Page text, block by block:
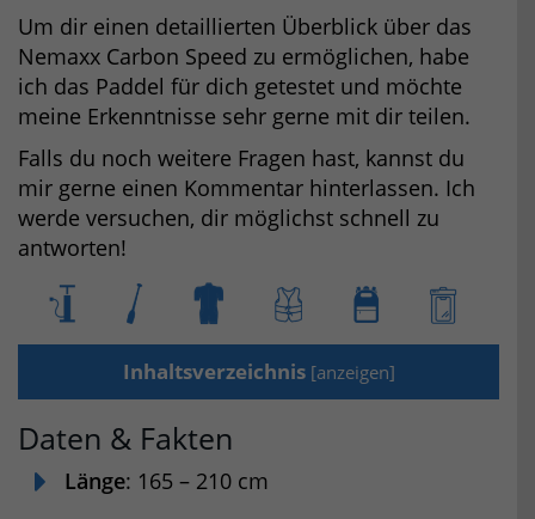
Um dir einen detaillierten Überblick über das
Nemaxx Carbon Speed zu ermöglichen, habe
ich das Paddel für dich getestet und möchte
meine Erkenntnisse sehr gerne mit dir teilen.
Falls du noch weitere Fragen hast, kannst du
mir gerne einen Kommentar hinterlassen. Ich
werde versuchen, dir möglichst schnell zu
antworten!
Inhaltsverzeichnis [anzeigen]
Daten & Fakten
Länge: 165 – 210 cm